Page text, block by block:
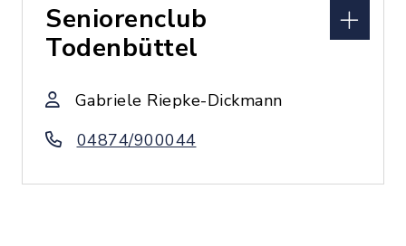
Seniorenclub
Todenbüttel
Gabriele Riepke-Dickmann
04874/900044